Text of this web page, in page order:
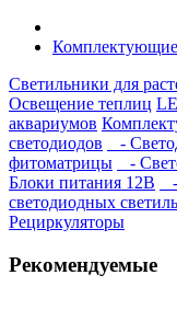
Светильники для
Освещение теплиц
аквариумов
светодиодов
-
фитоматрицы
-
Блоки питания 12В
-
светодиодных
Рециркуляторы
Рекомендуемые